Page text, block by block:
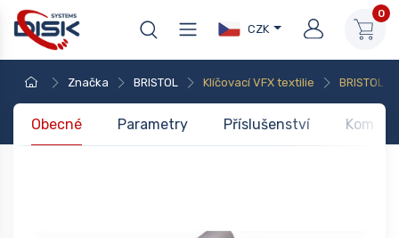
CZK
0
Značka BRISTOL Klíčovací VFX textilie BRISTOL
Obecné Parametry Příslušenství